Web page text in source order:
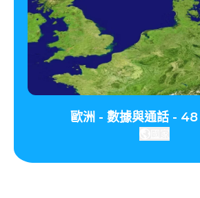
歐洲 - 數據與通話 -